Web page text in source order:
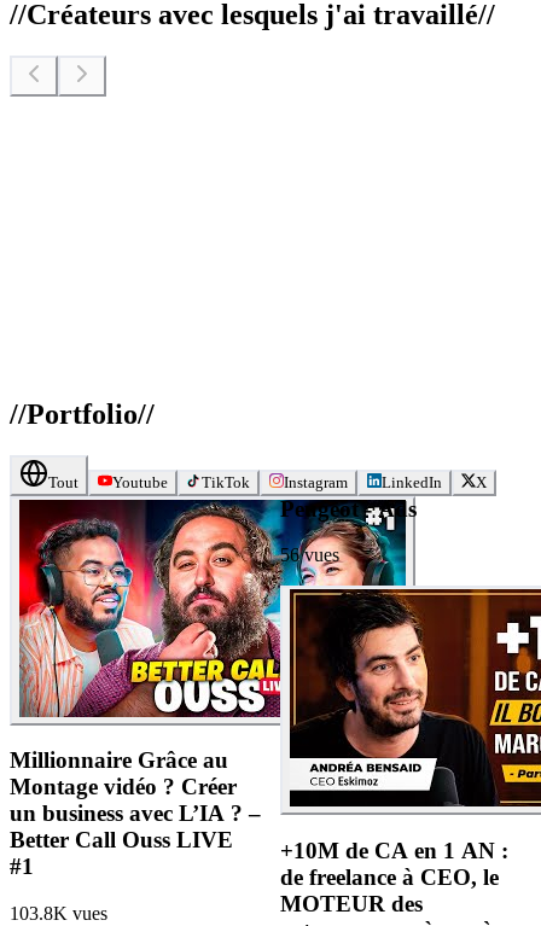
//Créateurs avec lesquels j'ai travaillé//
//Portfolio//
Tout Youtube TikTok Instagram LinkedIn X
Millionnaire Grâce au
Montage vidéo ? Créer
un business avec L’IA ? –
Better Call Ouss LIVE
#1
103.8K vues
Peugeot - Ads
56 vues
+10M de CA en 1 AN :
de freelance à CEO, le
MOTEUR des